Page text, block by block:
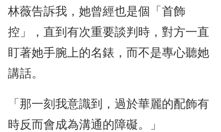
林薇告訴我，她曾經也是個「首飾
控」，直到有次重要談判時，對方一直
盯著她手腕上的名錶，而不是專心聽她
講話。
「那一刻我意識到，過於華麗的配飾有
時反而會成為溝通的障礙。」